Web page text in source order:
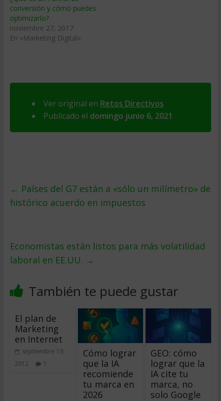
conversión y cómo puedes
optimizarlo?
noviembre 27, 2017
En «Marketing Digital»
Ver original en Retos Directivos
Publicado el domingo junio 6, 2021
← Países del G7 están a «sólo un milímetro» de
histórico acuerdo en impuestos
Economistas están listos para más volatilidad
laboral en EE.UU. →
También te puede gustar
El plan de
Marketing
en Internet
septiembre 19,
2012
1
Cómo lograr
que la IA
recomiende
tu marca en
2026
GEO: cómo
lograr que la
IA cite tu
marca, no
solo Google